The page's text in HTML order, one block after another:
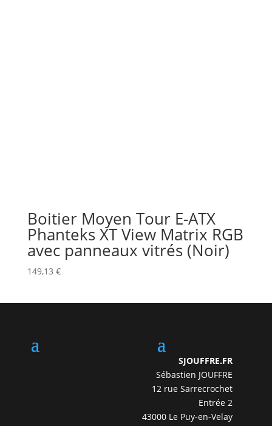
Boitier Moyen Tour E-ATX
Phanteks XT View Matrix RGB
avec panneaux vitrés (Noir)
149,13 €
SJOUFFRE.FR
Sébastien JOUFFRE
12 rue Sarrecrochet
Entrée 2
43000 Le Puy-en-Velay